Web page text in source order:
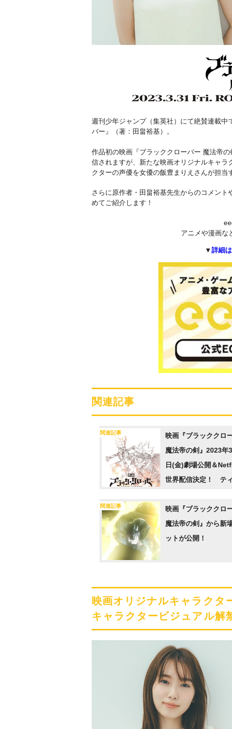
週刊少年ジャンプ（集英社）にて絶賛連載
バー』（著：田畠裕基）。
作品初の映画『ブラッククローバー 魔法帝
信されますが、新たな映画オリジナルキャ
クターの声優を女優の飯豊まりえさんが担当
さらに原作者・田畠裕基先生からのコメン
めてご紹介します！
アニメや漫画な
▼詳細
関連記事
関連記事
映画『ブラッククロ
魔法帝の剣』2023年
日(金)劇場公開＆
世界配信決定！ テ
関連記事
映画『ブラッククロ
魔法帝の剣』から新
ットが公開！
映画オリジナルキャラクタ
キャラクタービジュアル解